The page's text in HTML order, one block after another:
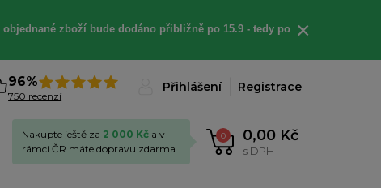
objednané zboží bude dodáno přibližně po 15.9 - tedy po
×
96%
750 recenzí
Přihlášení Registrace
0 0,00 Kč
s DPH
Nakupte ještě za 2 000 Kč a v
rámci ČR máte dopravu zdarma.